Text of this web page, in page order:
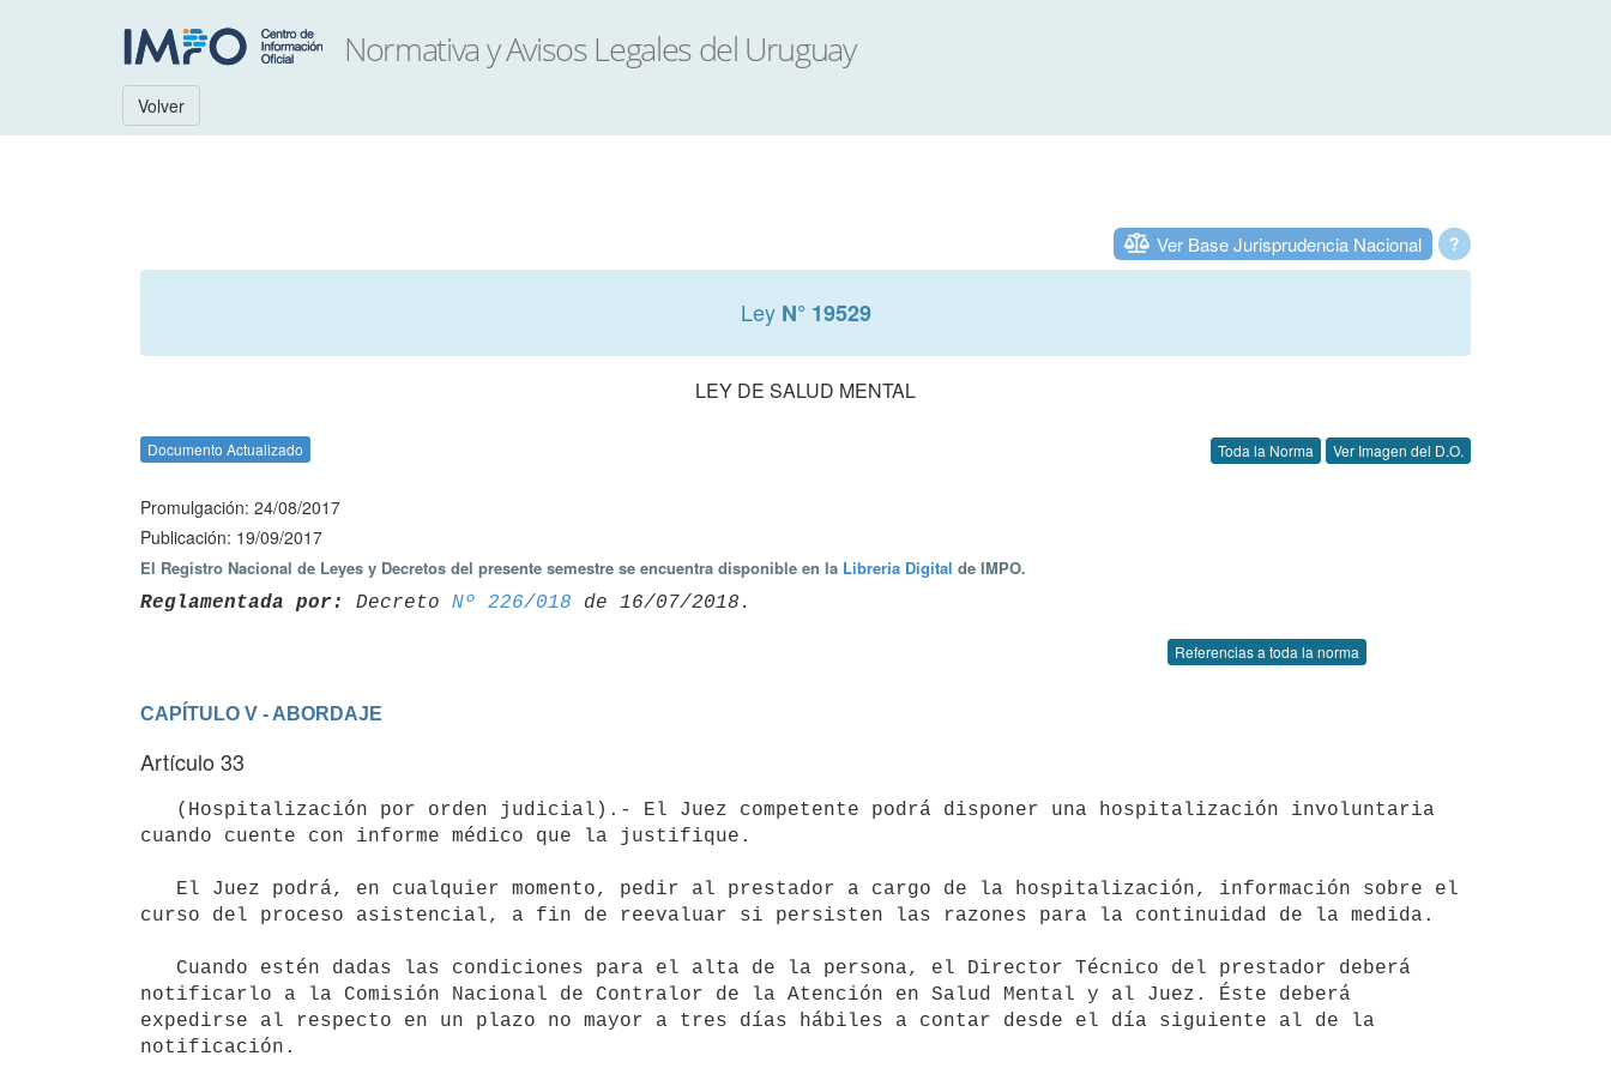
Volver
?
Ver Base Jurisprudencia Nacional
Ley N° 19529
LEY DE SALUD MENTAL
Documento Actualizado Toda la Norma Ver Imagen del D.O.
Promulgación: 24/08/2017
Publicación: 19/09/2017
El Registro Nacional de Leyes y Decretos del presente semestre se encuentra disponible en la Librería Digital de IMPO.
Reglamentada por: Decreto Nº 226/018
Referencias a toda la norma
CAPÍTULO V - ABORDAJE
Artículo 33
cuando cuente con informe médico que la justifique.
curso del proceso asistencial, a fin de reevaluar si persisten las razones para la continuidad de la medida.
notificarlo a la Comisión Nacional de Contralor de la Atención en Salud Mental y al Juez. Éste deberá
expedirse al respecto en un plazo no mayor a tres días hábiles a contar desde el día siguiente al de la